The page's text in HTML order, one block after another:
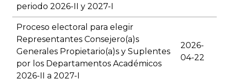
periodo 2026-II y 2027-I
Proceso electoral para elegir
Representantes Consejero(a)s
Generales Propietario(a)s y Suplentes
por los Departamentos Académicos
2026-II a 2027-I
2026-
04-22